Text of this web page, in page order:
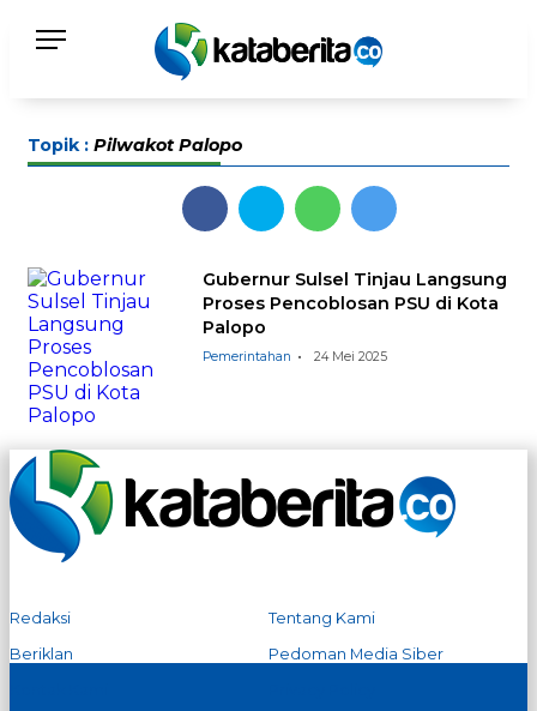
Topik : Pilwakot Palopo
Gubernur Sulsel Tinjau Langsung
Proses Pencoblosan PSU di Kota
Palopo
Pemerintahan 24 Mei 2025
Redaksi
Tentang Kami
Beriklan
Pedoman Media Siber